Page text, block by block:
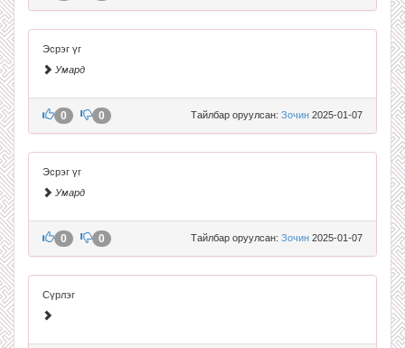
Эсрэг үг
Умард
Тайлбар оруулсан: Зочин 2025-01-07
0 0
Эсрэг үг
Умард
Тайлбар оруулсан: Зочин 2025-01-07
0 0
Сүрлэг